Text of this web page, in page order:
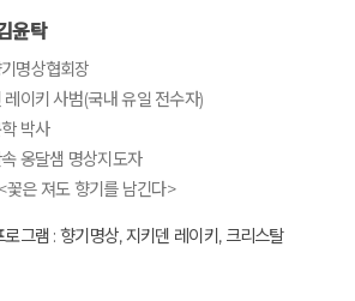
윤탁
명상협회장
레이키 사범(국내 유일 전수자)
박사
옹달샘 명상지도자
꽃은 져도 향기를 남긴다>
로그램 : 향기명상, 지키덴 레이키, 크리스탈